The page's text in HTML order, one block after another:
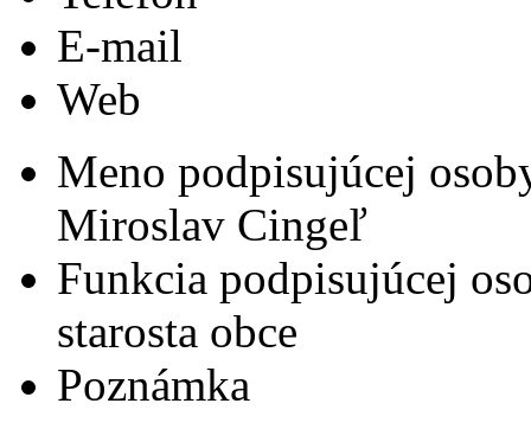
E-mail
Web
Meno podpisujúcej
Miroslav Cingeľ
Funkcia podpisujúcej
starosta obce
Poznámka